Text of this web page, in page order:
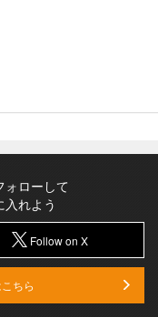
ォローして
れよう
Follow on X
ちら